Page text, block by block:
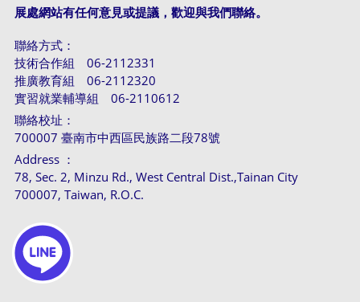
展處網站有任何意見或提議，歡迎與我們聯絡。
聯絡方式：
技術合作組 06-2112331
推廣教育組 06-2112320
實習就業輔導組 06-2110612
聯絡校址：
700007 臺南市中西區民族路二段78號
Address ：
78, Sec. 2, Minzu Rd., West Central Dist.,Tainan City
700007, Taiwan, R.O.C.